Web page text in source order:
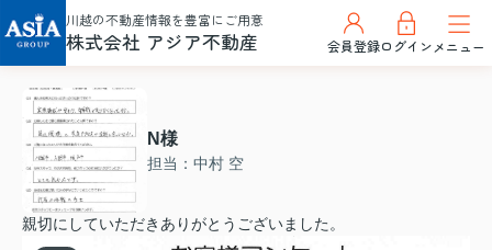
川越の不動産情報を豊富にご用意
株式会社 アジア不動産 会員登録ログインメニュー
N様
担当：中村 空
親切にしていただきありがとうございました。